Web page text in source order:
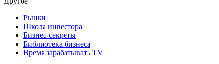
Рынки
Школа инвестора
Бизнес-секреты
Библиотека бизнеса
Время зарабатывать TV